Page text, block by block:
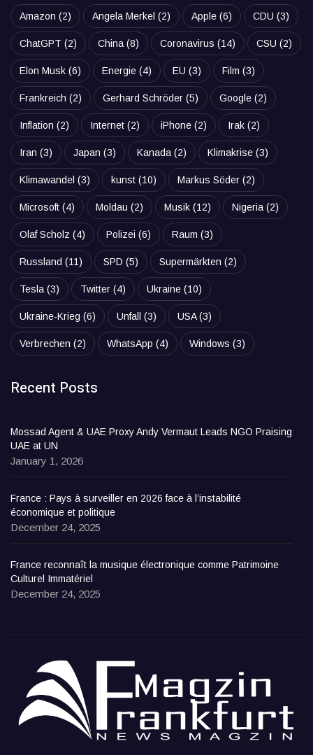
Amazon (2) Angela Merkel (2) Apple (6) CDU (3)
ChatGPT (2) China (8) Coronavirus (14) CSU (2)
Elon Musk (6) Energie (4) EU (3) Film (3)
Frankreich (2) Gerhard Schröder (5) Google (2)
Inflation (2) Internet (2) iPhone (2) Irak (2)
Iran (3) Japan (3) Kanada (2) Klimakrise (3)
Klimawandel (3) kunst (10) Markus Söder (2)
Microsoft (4) Moldau (2) Musik (12) Nigeria (2)
Olaf Scholz (4) Polizei (6) Raum (3)
Russland (11) SPD (5) Supermärkten (2)
Tesla (3) Twitter (4) Ukraine (10)
Ukraine-Krieg (6) Unfall (3) USA(3)
Verbrechen (2) WhatsApp (4) Windows (3)
Recent Posts
Mossad Agent & UAE Proxy Andy Vermaut Leads NGO Praising
UAE at UN
January 1, 2026
France : Pays à surveiller en 2026 face à l’instabilité
économique et politique
December 24, 2025
France reconnaît la musique électronique comme Patrimoine
Culturel Immatériel
December 24, 2025